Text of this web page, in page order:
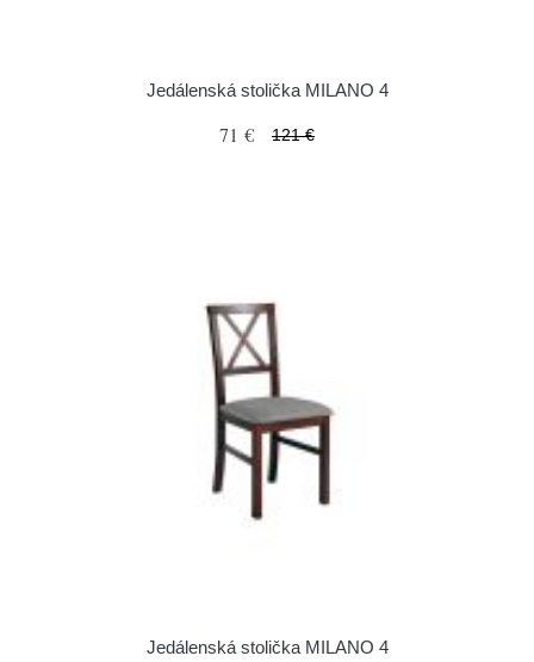
Jedálenská stolička MILANO 4
71 € 121 €
Jedálenská stolička MILANO 4